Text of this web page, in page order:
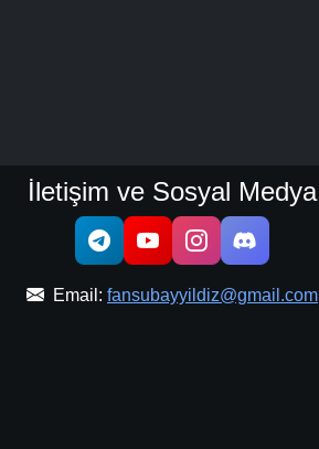
İletişim ve Sosyal Medya
Email: fansubayyildiz@gmail.com